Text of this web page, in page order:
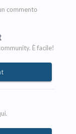
commento
È facile!